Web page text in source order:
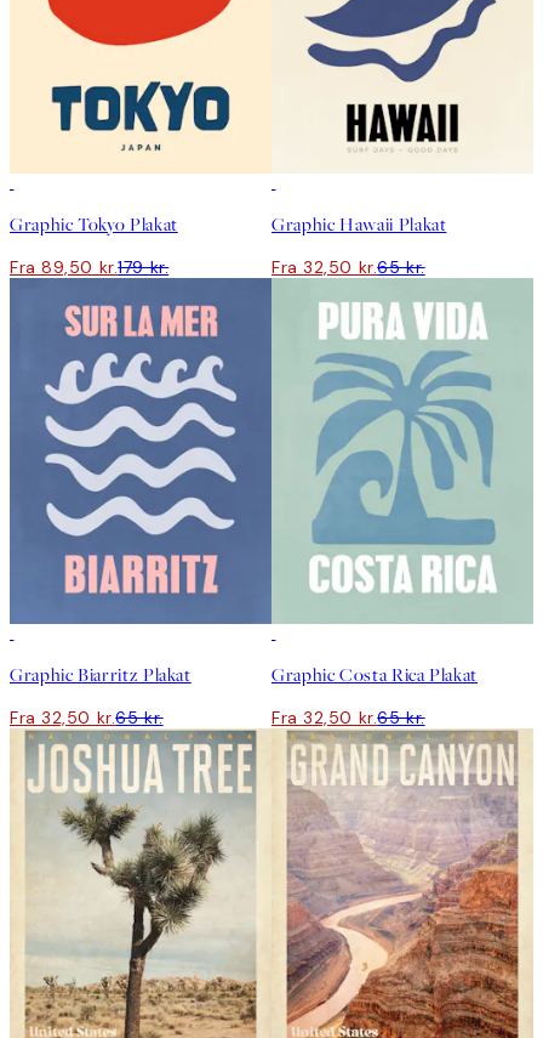
Graphic Tokyo Plakat
Fra 89,50 kr.179 kr.
Graphic Hawaii Plakat
Fra 32,50 kr.65 kr.
Graphic Biarritz Plakat
Fra 32,50 kr.65 kr.
Graphic Costa Rica Plakat
Fra 32,50 kr.65 kr.